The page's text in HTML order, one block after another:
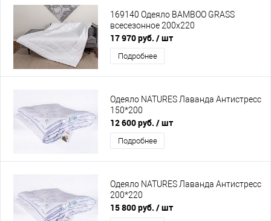
169140 Одеяло BAMBOO GRASS
всесезонное 200х220
17 970 руб. / шт
Подробнее
Одеяло NATURES Лаванда Антистресс
150*200
12 600 руб. / шт
Подробнее
Одеяло NATURES Лаванда Антистресс
200*220
15 800 руб. / шт